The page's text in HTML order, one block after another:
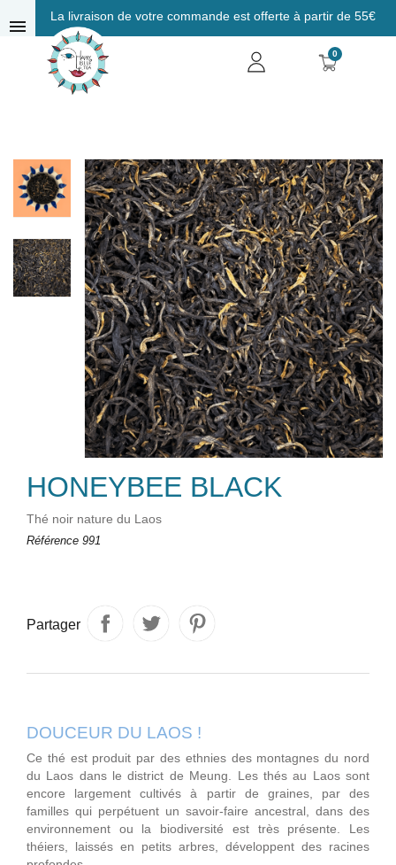
La livraison de votre commande est offerte à partir de 55€
0
HONEYBEE BLACK
Thé noir nature du Laos
Référence 991
Partager
DOUCEUR DU LAOS !
Ce thé est produit par des ethnies des montagnes du nord
du Laos dans le district de Meung. Les thés au Laos sont
encore largement cultivés à partir de graines, par des
familles qui perpétuent un savoir-faire ancestral, dans des
environnement ou la biodiversité est très présente. Les
théiers, laissés en petits arbres, développent des racines
menu